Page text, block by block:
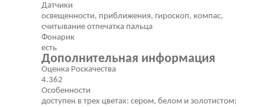
Датчики
освещенности, приближения, гироскоп, компас,
считывание отпечатка пальца
Фонарик
есть
Дополнительная информация
Оценка Роскачества
4.362
Особенности
доступен в трех цветах: сером, белом и золотистом;